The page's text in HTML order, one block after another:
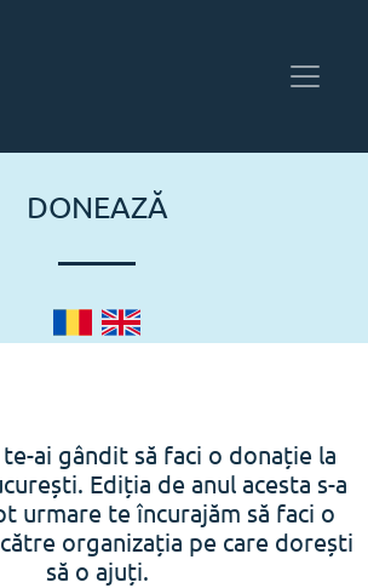
DONEAZĂ
ai gândit să faci o donație la
Ediția de anul acesta s-a
urmare te încurajăm să faci o
organizația pe care dorești
să o ajuți.